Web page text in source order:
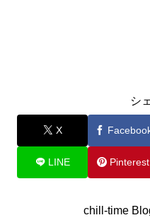
シ
X
LINE Pinterest
chill-time